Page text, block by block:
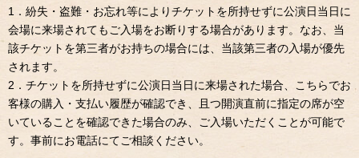
1．紛失・盗難・お忘れ等によりチケットを所持せずに公演日当日に
会場に来場されてもご入場をお断りする場合があります。なお、当
該チケットを第三者がお持ちの場合には、当該第三者の入場が優先
されます。
2．チケットを所持せずに公演日当日に来場された場合、こちらでお
客様の購入・支払い履歴が確認でき、且つ開演直前に指定の席が空
いていることを確認できた場合のみ、ご入場いただくことが可能で
す。事前にお電話にてご相談ください。